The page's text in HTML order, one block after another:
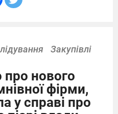
Закупівлі
нового
фірми,
у справі про